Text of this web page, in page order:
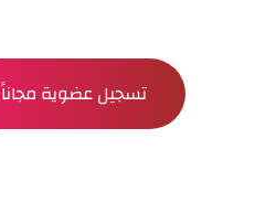
تسجيل عضوية مجاناً